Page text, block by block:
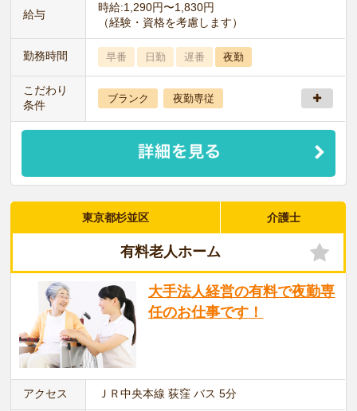
給与
時給:1,290円〜1,830円
（経験・資格を考慮します）
勤務時間 早番 日勤 遅番 夜勤
こだわり
条件
ブランク 夜勤専従
東京都杉並区 介護士
有料老人ホーム
大手法人経営の有料で夜勤専
任のお仕事です！
アクセス ＪＲ中央本線 荻窪 バス 5分